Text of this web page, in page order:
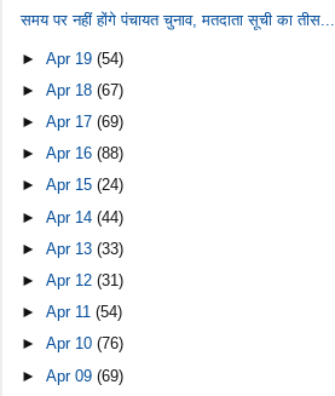
समय पर नहीं होंगे पंचायत चुनाव, मतदाता सूची का तीस...
►Apr 19(54)
►Apr 18(67)
►Apr 17(69)
►Apr 16(88)
►Apr 15(24)
►Apr 14(44)
►Apr 13(33)
►Apr 12(31)
►Apr 11(54)
►Apr 10(76)
►Apr 09(69)